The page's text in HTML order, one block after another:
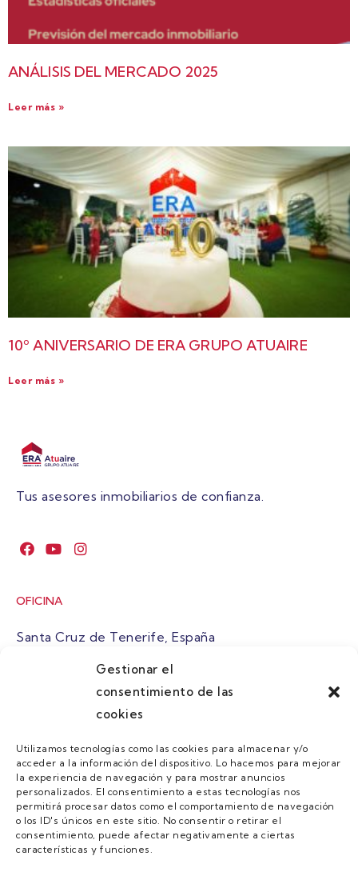
Gestionar el
consentimiento de las
cookies
Utilizamos tecnologías como las cookies para almacenar y/o
acceder a la información del dispositivo. Lo hacemos para mejorar
la experiencia de navegación y para mostrar anuncios
personalizados. El consentimiento a estas tecnologías nos
permitirá procesar datos como el comportamiento de navegación
o los ID's únicos en este sitio. No consentir o retirar el
consentimiento, puede afectar negativamente a ciertas
características y funciones.
ANÁLISIS DEL MERCADO 2025
Leer más »
10º ANIVERSARIO DE ERA GRUPO ATUAIRE
Leer más »
Tus asesores inmobiliarios de confianza.
OFICINA
Santa Cruz de Tenerife, España
atuaire@grupoatuaire.com
+34 638765829
MENU
Quienes Somos
Guias
Contacto